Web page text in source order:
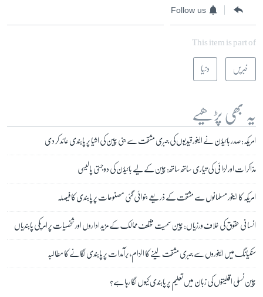
Follow us
This item is part of
خبریں دنیا
یہ بھی پڑھیے
امریکہ: صدر بائیڈن نے ایغور قیدیوں کی جبری مشقت سے بنی چین کی اشیا پر پابندی عائد کر دی
مذاکرات اور لڑائی کی تیاری ساتھ ساتھ: چین کے لیے بائیڈن کی دو جہتی پالیسی
امریکہ کا ایغور مسلمانوں سے مشقت کے ذریعے بنوائی گئی مصنوعات پر پابندی کا فیصلہ
انسانی حقوق کی خلاف ورزیاں: چین سمیت مختلف ممالک کے مزید اداروں اور شخصیات پر امریکی پابندیاں
سنکیانگ میں ایغوروں سے جبری مشقت لینے کا الزام، برآمدات پر پابندی لگانے کا مطالبہ
چین نسلی اقلیتوں کی زبان میں تعلیم پر پابندی کیوں لگا رہا ہے؟